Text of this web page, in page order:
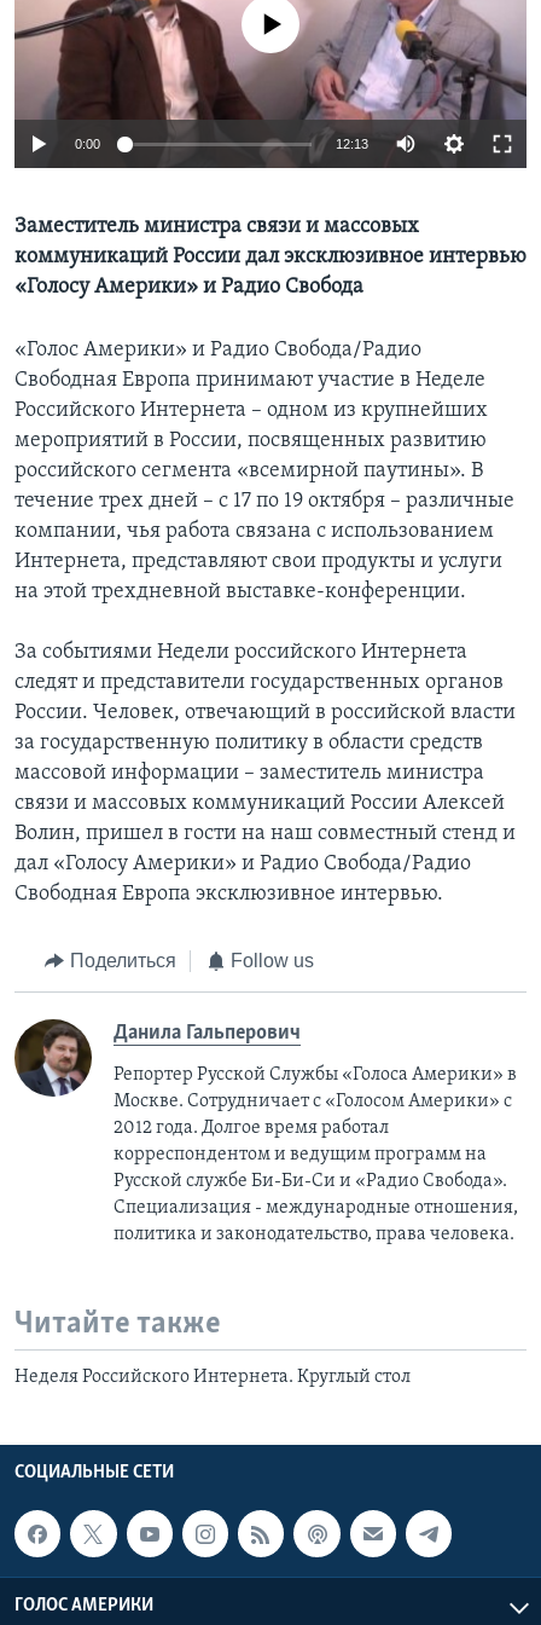
Learning English
СОЦИАЛЬНЫЕ СЕТИ
Языки
No media source currently available
0:00 12:13
Заместитель министра связи и массовых
коммуникаций России дал эксклюзивное интервью
«Голосу Америки» и Радио Свобода
«Голос Америки» и Радио Свобода/Радио
Свободная Европа принимают участие в Неделе
Российского Интернета – одном из крупнейших
мероприятий в России, посвященных развитию
российского сегмента «всемирной паутины». В
течение трех дней – с 17 по 19 октября – различные
компании, чья работа связана с использованием
Интернета, представляют свои продукты и услуги
на этой трехдневной выставке-конференции.
За событиями Недели российского Интернета
следят и представители государственных органов
России. Человек, отвечающий в российской власти
за государственную политику в области средств
массовой информации – заместитель министра
связи и массовых коммуникаций России Алексей
Волин, пришел в гости на наш совместный стенд и
дал «Голосу Америки» и Радио Свобода/Радио
Свободная Европа эксклюзивное интервью.
Поделиться Follow us
Данила Гальперович
Репортер Русской Службы «Голоса Америки» в
Москве. Сотрудничает с «Голосом Америки» с
2012 года. Долгое время работал
корреспондентом и ведущим программ на
Русской службе Би-Би-Си и «Радио Свобода».
Специализация - международные отношения,
политика и законодательство, права человека.
Читайте также
Неделя Российского Интернета. Круглый стол
СОЦИАЛЬНЫЕ СЕТИ
ГОЛОС АМЕРИКИ